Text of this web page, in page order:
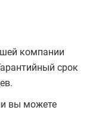
компании
срок
вы можете